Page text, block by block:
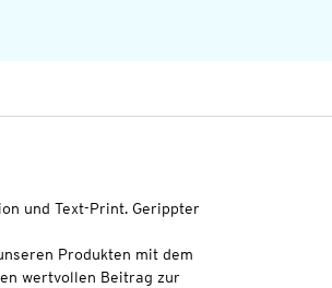
und Text-Print. Gerippter
Produkten mit dem
wertvollen Beitrag zur